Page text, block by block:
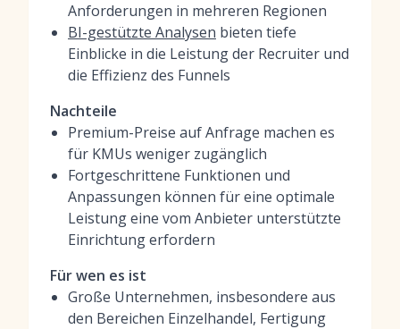
Anforderungen in mehreren Regionen
BI-gestützte Analysen bieten tiefe
Einblicke in die Leistung der Recruiter und
die Effizienz des Funnels
Nachteile
Premium-Preise auf Anfrage machen es
für KMUs weniger zugänglich
Fortgeschrittene Funktionen und
Anpassungen können für eine optimale
Leistung eine vom Anbieter unterstützte
Einrichtung erfordern
Für wen es ist
Große Unternehmen, insbesondere aus
den Bereichen Einzelhandel, Fertigung